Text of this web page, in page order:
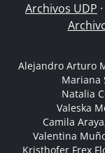
Archivos UDP ·
Alejandro Arturo
Mariana
Natalia
Valeska
Camila
Valentina
Kristhofer Frex